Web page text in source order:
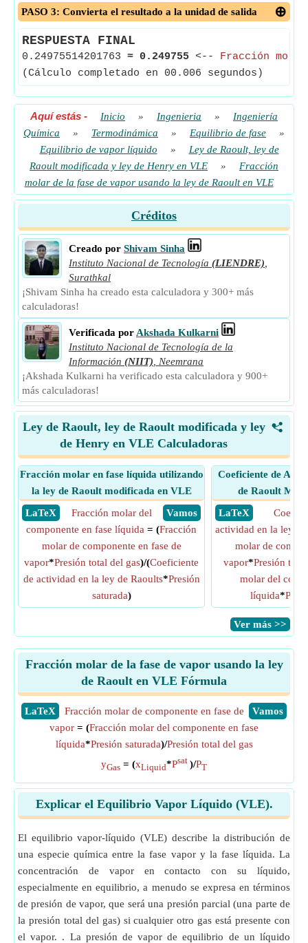
PASO 3: Convierta el resultado a la unidad de salida
RESPUESTA FINAL
0.24975514201763 ≈ 0.249755 <-- Fracción
(Cálculo completado en 00.006 segundos)
Aquí estás - Inicio » Ingenieria »
Ingeniería
Química
» Termodinámica » Equilibrio de fase
»
Equilibrio de vapor líquido
»
Ley de Raoult, ley de
Raoult modificada y ley de Henry en VLE
»
Fracción
molar de la fase de vapor usando la ley de Raoult en VLE
Créditos
Creado por Shivam Sinha
Instituto Nacional de Tecnología (LIENDRE)
Surathkal
¡Shivam Sinha ha creado esta calculadora y 300+ más
calculadoras!
Verificada por Akshada Kulkarni
Instituto Nacional de Tecnología de la
Información (NIIT)
Neemrana
¡Akshada Kulkarni ha verificado esta calculadora y 900+
más calculadoras!
<
Ley de Raoult, ley de Raoult modificada y ley
de Henry en VLE Calculadoras
Fracción molar en fase líquida utilizando
la ley de Raoult modificada en VLE
​ LaTeX
​ Vamos
Fracción molar del
componente en fase líquida = (Fracción
molar de componente en fase de
vapor*Presión total del gas)/(Coeficiente
de actividad en la ley de Raoults*Presión
saturada)
Coeficiente de
de Raoult
​ LaTeX
actividad en la ley
molar de
vapor*Presión
molar del
líquida*
​Ver más >>
Fracción molar de la fase de vapor usando la ley
de Raoult en VLE Fórmula
​LaTeX ​Vamos
Fracción molar de componente en fase de
vapor = (Fracción molar del componente en fase
líquida*Presión saturada)/Presión total del gas
yGas = (xLiquid*Psat )/PT
Explicar el Equilibrio Vapor Líquido (VLE).
El equilibrio vapor-líquido (VLE) describe la distribución de
una especie química entre la fase vapor y la fase líquida. La
concentración de vapor en contacto con su líquido,
especialmente en equilibrio, a menudo se expresa en términos
de presión de vapor, que será una presión parcial (una parte de
la presión total del gas) si cualquier otro gas está presente con
el vapor. . La presión de vapor de equilibrio de un líquido